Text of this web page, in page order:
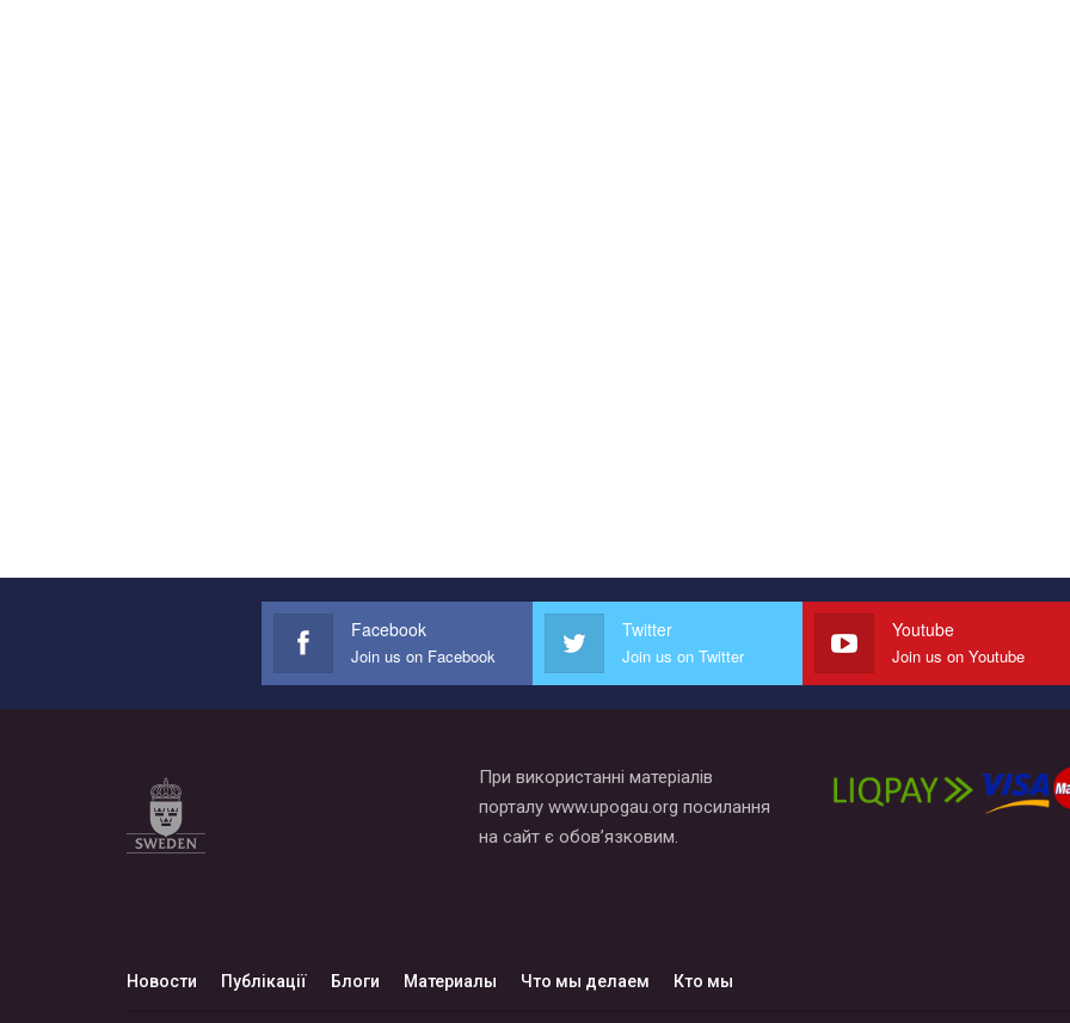
Facebook
Join us on Facebook
Twitter
Join us on Twitter
Youtube
Join us on Youtube
При використанні матеріалів
порталу www.upogau.org посилання
на сайт є обов’язковим.
Новости Публікації Блоги Материалы Что мы делаем Кто мы